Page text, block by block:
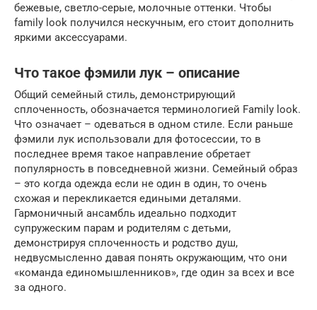
бежевые, светло-серые, молочные оттенки. Чтобы
family look получился нескучным, его стоит дополнить
яркими аксессуарами.
Что такое фэмили лук – описание
Общий семейный стиль, демонстрирующий
сплоченность, обозначается терминологией Family look.
Что означает – одеваться в одном стиле. Если раньше
фэмили лук использовали для фотосессии, то в
последнее время такое направление обретает
популярность в повседневной жизни. Семейный образ
– это когда одежда если не один в один, то очень
схожая и перекликается едиными деталями.
Гармоничный ансамбль идеально подходит
супружеским парам и родителям с детьми,
демонстрируя сплоченность и родство душ,
недвусмысленно давая понять окружающим, что они
«команда единомышленников», где один за всех и все
за одного.